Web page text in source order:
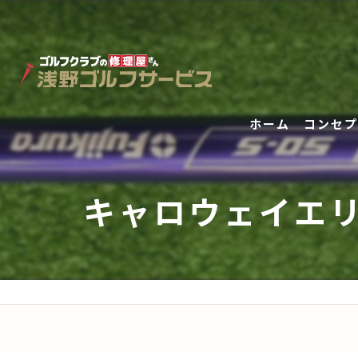
ホーム コンセ
キャロウェイエ